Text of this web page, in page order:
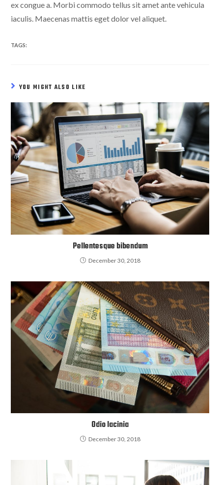
ex congue a. Morbi commodo tellus sit amet ante vehicula
iaculis. Maecenas mattis eget dolor vel aliquet.
TAGS:
YOU MIGHT ALSO LIKE
Pellentesque bibendum
December 30, 2018
Odio lacinia
December 30, 2018